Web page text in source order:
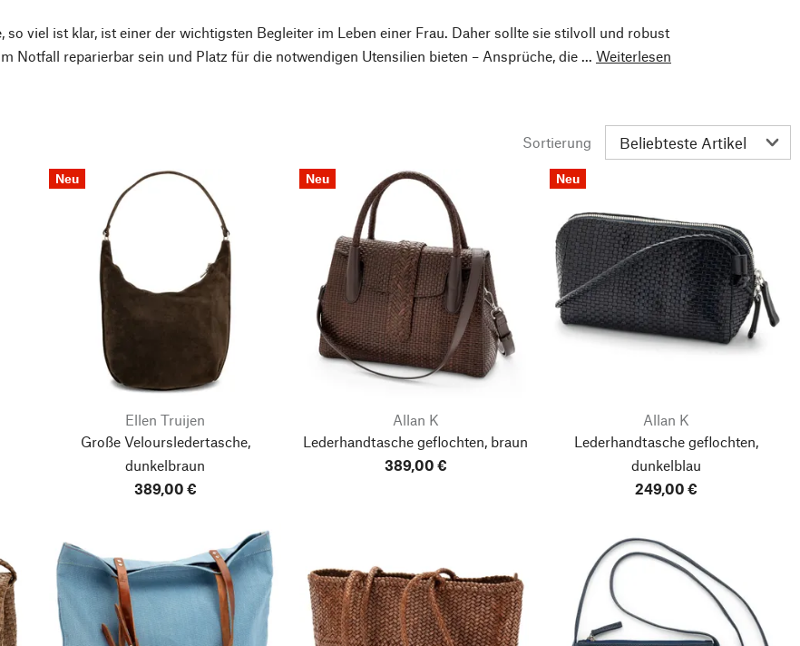
so viel ist klar, ist einer der wichtigsten Begleiter im Leben einer Frau. Daher sollte sie stilvoll und robust
Notfall reparierbar sein und Platz für die notwendigen Utensilien bieten – Ansprüche, die ... Weiterlesen
Sortierung
Neu
Ellen Truijen
Große Veloursledertasche,
dunkelbraun
389,00 €
Neu
Allan K
Lederhandtasche geflochten, braun
389,00 €
Neu
Allan K
Lederhandtasche geflochten,
dunkelblau
249,00 €